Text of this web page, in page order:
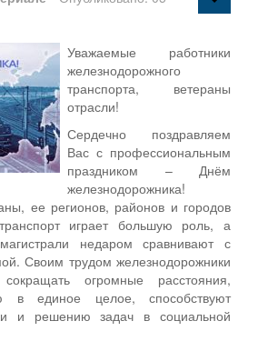
Уважаемые работники
железнодорожного
транспорта, ветераны
отрасли!
Сердечно поздравляем
Вас с профессиональным
праздником – Днём
железнодорожника!
ее регионов, районов и городов
играет большую роль, а
недаром сравнивают с
Своим трудом железнодорожники
огромные расстояния,
в единое целое, способствуют
и решению задач в социальной